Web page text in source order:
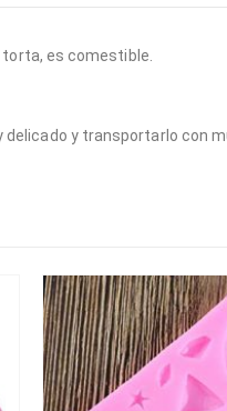
es comestible.
y transportarlo con